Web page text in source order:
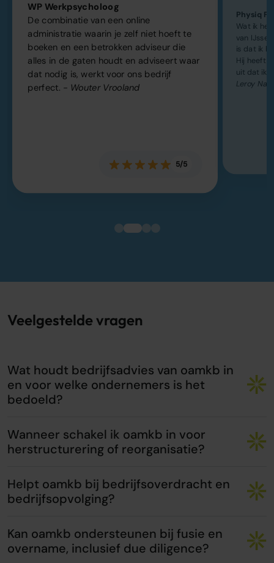
WP Werkpsycholoog
De combinatie van een online
administratie waarin je zelf niet hoeft te
boeken en een betrokken adviseur die
alles in de gaten houdt en adviseert waar
dat nodig is, werkt voor ons bedrijf
perfect. - Wouter Vrooland
5/5
Physiq
Wat ik
van
is dat ik
Hij heeft
uit dat ik
Leroy
Veelgestelde vragen
Wat houdt bedrijfsadvies van oamkb in
en voor welke ondernemers is het
bedoeld?
Wanneer schakel ik oamkb in voor
herstructurering of reorganisatie?
Helpt oamkb bij bedrijfsoverdracht en
bedrijfsopvolging?
Kan oamkb ondersteunen bij fusie en
overname, inclusief due diligence?